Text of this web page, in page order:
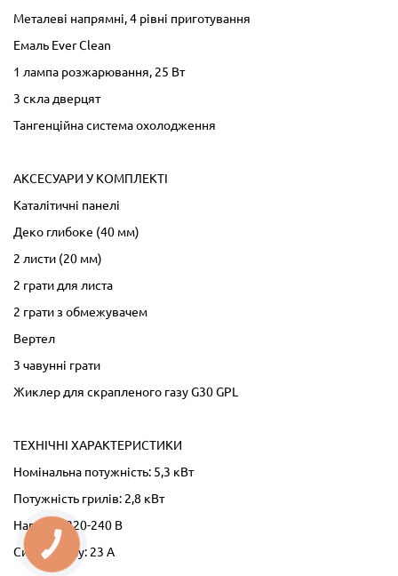
Металеві напрямні, 4 рівні приготування
Емаль Ever Clean
1 лампа розжарювання, 25 Вт
3 скла дверцят
Тангенційна система охолодження
АКСЕСУАРИ У КОМПЛЕКТІ
Каталітичні панелі
Деко глибоке (40 мм)
2 листи (20 мм)
2 грати для листа
2 грати з обмежувачем
Вертел
3 чавунні грати
Жиклер для скрапленого газу G30 GPL
ТЕХНІЧНІ ХАРАКТЕРИСТИКИ
Номінальна потужність: 5,3 кВт
Потужність грилів: 2,8 кВт
Напруга: 220-240 В
Сила струму: 23 А
КНОПКА
ЗВ'ЯЗКУ